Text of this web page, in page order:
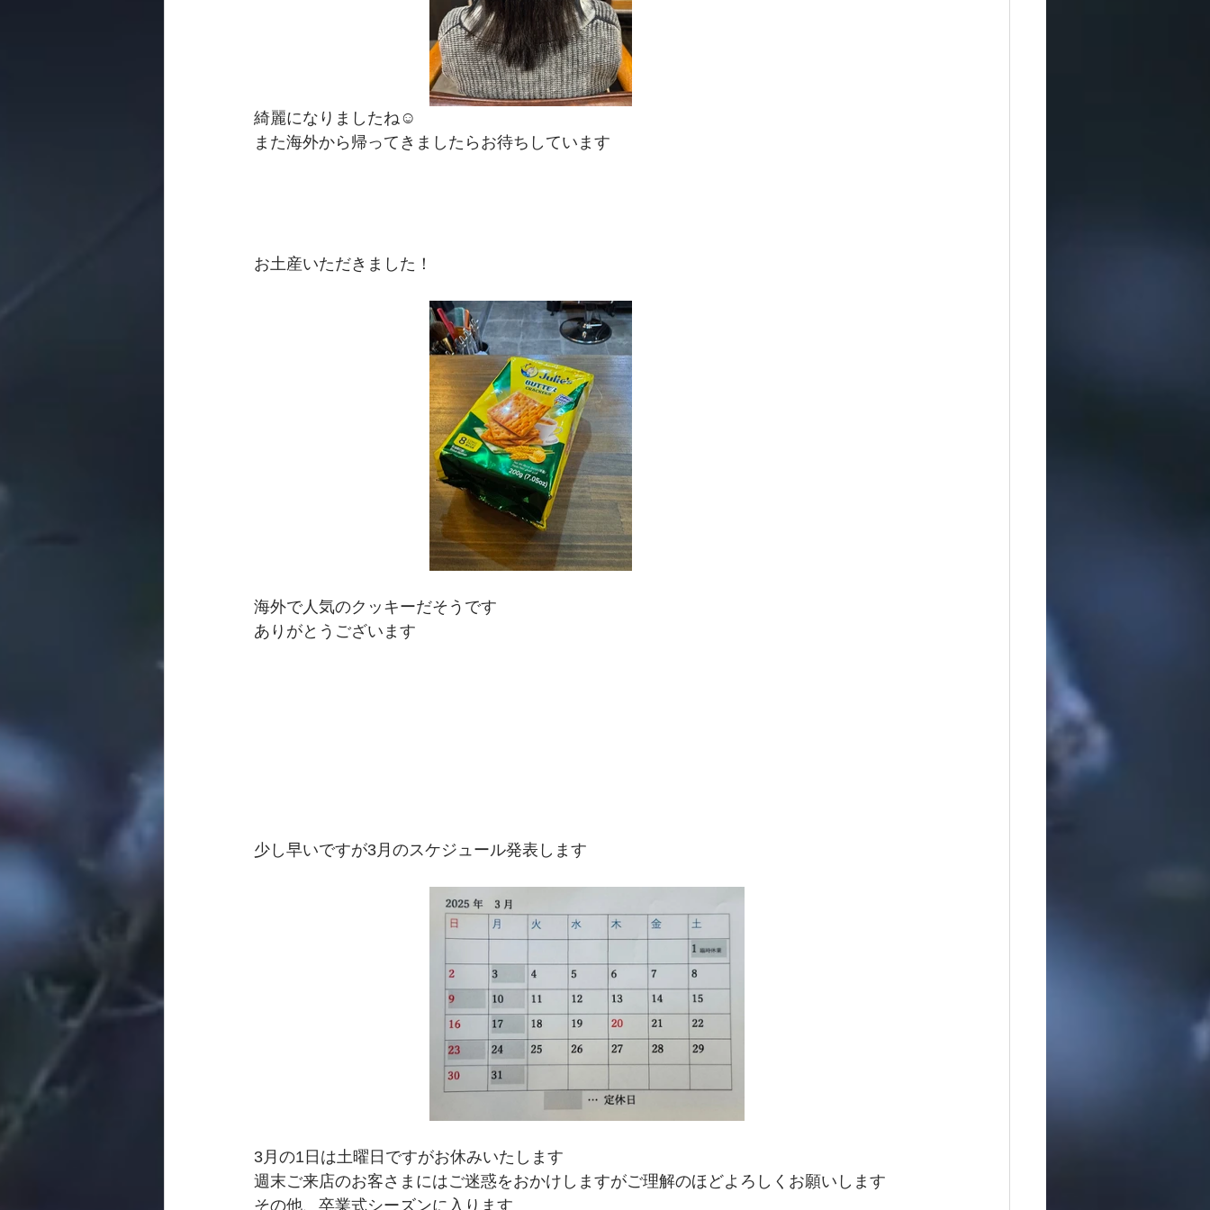
綺麗になりましたね☺
また海外から帰ってきましたらお待ちしています
お土産いただきました！
海外で人気のクッキーだそうです
ありがとうございます
少し早いですが3月のスケジュール発表します
3月の1日は土曜日ですがお休みいたします
週末ご来店のお客さまにはご迷惑をおかけしますがご理解のほどよろしくお願いします
その他、卒業式シーズンに入ります